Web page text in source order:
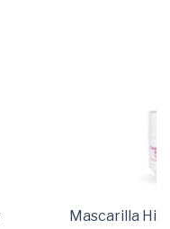
Mascarilla